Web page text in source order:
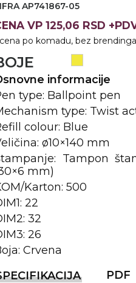
AP741867-05
VP 125,06 RSD
po komadu, bez
informacije
type: Ballpoint pen
type: Twist
colour: Blue
ø10×140 mm
Tampon
mm)
Karton: 500
22
32
26
Crvena
PDF